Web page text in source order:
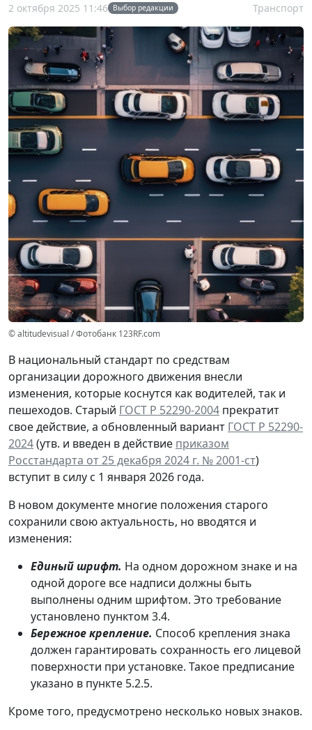
2 октября 2025 11:46 Выбор редакции Транспорт
© altitudevisual / Фотобанк 123RF.com
В национальный стандарт по средствам
организации дорожного движения внесли
изменения, которые коснутся как водителей, так и
пешеходов. Старый ГОСТ Р 52290-2004 прекратит
свое действие, а обновленный вариант ГОСТ Р 52290-
2024(утв. и введен в действие приказом
Росстандарта от 25 декабря 2024 г. № 2001-ст)
вступит в силу с 1 января 2026 года.
В новом документе многие положения старого
сохранили свою актуальность, но вводятся и
изменения:
Единый шрифт. На одном дорожном знаке и на
одной дороге все надписи должны быть
выполнены одним шрифтом. Это требование
установлено пунктом 3.4.
Бережное крепление. Способ крепления знака
должен гарантировать сохранность его лицевой
поверхности при установке. Такое предписание
указано в пункте 5.2.5.
Кроме того, предусмотрено несколько новых знаков.